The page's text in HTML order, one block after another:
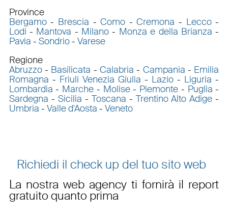
Province
Bergamo- Brescia -Como -Cremona - Lecco-
Lodi - Mantova - Milano - Monza e della Brianza -
Pavia - Sondrio- Varese
Regione
Abruzzo- Basilicata - Calabria - Campania - Emilia
Romagna - Friuli Venezia Giulia - Lazio - Liguria -
Lombardia - Marche - Molise- Piemonte - Puglia -
Sardegna - Sicilia - Toscana - Trentino Alto Adige -
Umbria - Valle d'Aosta - Veneto
Richiedi il check up del tuo sito web
La nostra web agency ti fornirà il report
gratuito quanto prima